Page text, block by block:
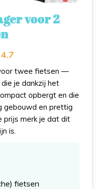
voor 2
4.7
twee fietsen —
je dankzij het
opbergt en die
gebouwd en prettig
prijs merk je dat dit
is.
fietsen